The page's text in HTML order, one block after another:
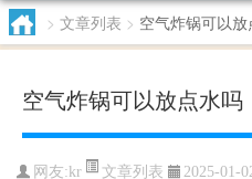
> 文章列表 > 空气炸锅可以
空气炸锅可以放点水吗
网友: kr 文章列表 2025-01-